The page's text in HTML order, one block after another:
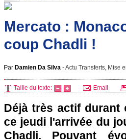
Mercato :
coup Chadli !
Par Damien Da Silva -Actu Transferts, Mise
Taille du texte: Email
Déjà très actif durant
ce jeudi l'arrivée du
Chadli. Pouvant